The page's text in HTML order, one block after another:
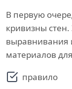
В первую
кривизны
выравнивания
материалов
правило